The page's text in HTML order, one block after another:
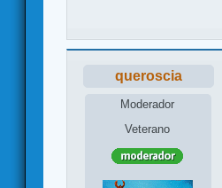
queroscia
Moderador
Veterano